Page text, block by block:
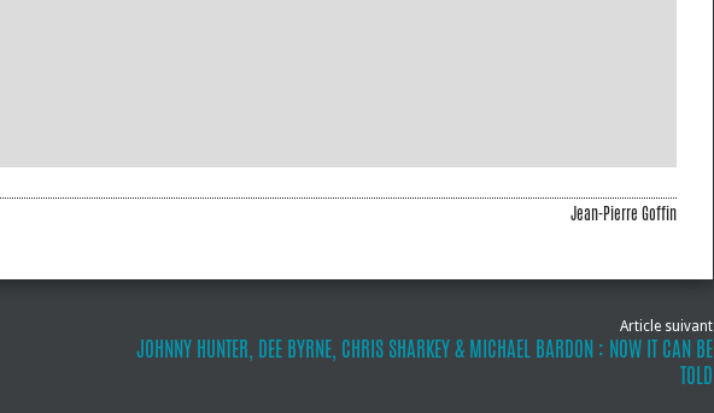
Jean-Pierre Goffin
Article suivant
JOHNNY HUNTER, DEE BYRNE, CHRIS SHARKEY & MICHAEL BARDON : NOW IT CAN BE
TOLD